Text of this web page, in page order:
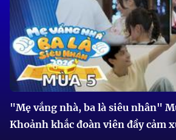
"Mẹ vắng nhà, ba là siêu nhân"
Khoảnh khắc đoàn viên đầy cảm